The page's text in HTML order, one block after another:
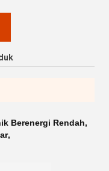
Berenergi Rendah,
,